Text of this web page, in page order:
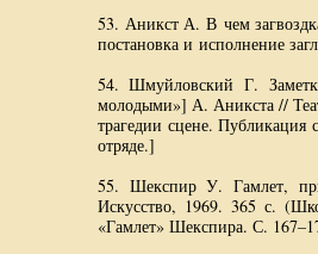
53. Аникст А. В чем
постановка и исполнение
54. Шмуйловский Г.
молодыми»] А. Аникста //
трагедии сцене. Публикация
отряде.]
55. Шекспир У. Гамлет,
Искусство, 1969. 365 с.
«Гамлет» Шекспира. С.